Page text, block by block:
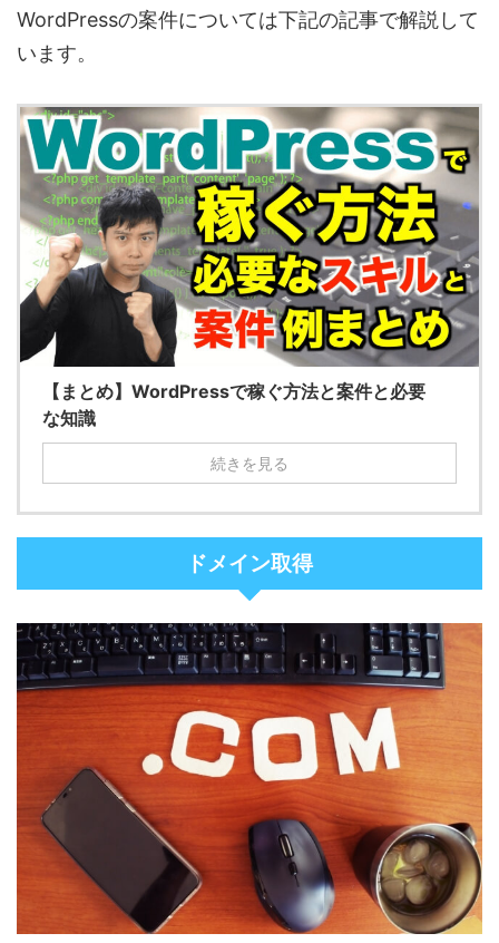
WordPressの案件については下記の記事で解説して
います。
【まとめ】WordPressで稼ぐ方法と案件と必要
な知識
続きを見る
ドメイン取得